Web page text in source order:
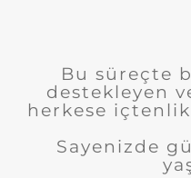
Bu süreçte
destekleyen
herkese
Sayenizde